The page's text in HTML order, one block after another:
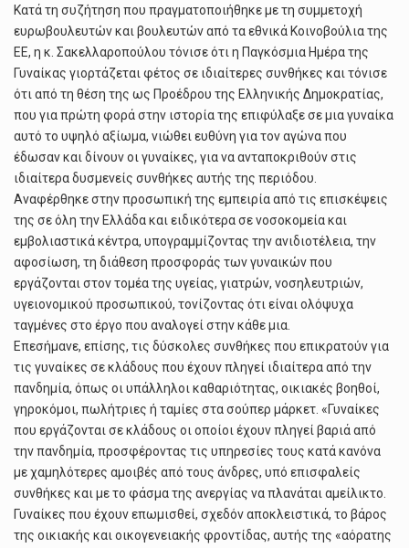
Κατά τη συζήτηση που πραγματοποιήθηκε με τη συμμετοχή
ευρωβουλευτών και βουλευτών από τα εθνικά Κοινοβούλια της
ΕΕ, η κ. Σακελλαροπούλου τόνισε ότι η Παγκόσμια Ημέρα της
Γυναίκας γιορτάζεται φέτος σε ιδιαίτερες συνθήκες και τόνισε
ότι από τη θέση της ως Προέδρου της Ελληνικής Δημοκρατίας,
που για πρώτη φορά στην ιστορία της επιφύλαξε σε μια γυναίκα
αυτό το υψηλό αξίωμα, νιώθει ευθύνη για τον αγώνα που
έδωσαν και δίνουν οι γυναίκες, για να ανταποκριθούν στις
ιδιαίτερα δυσμενείς συνθήκες αυτής της περιόδου.
Αναφέρθηκε στην προσωπική της εμπειρία από τις επισκέψεις
της σε όλη την Ελλάδα και ειδικότερα σε νοσοκομεία και
εμβολιαστικά κέντρα, υπογραμμίζοντας την ανιδιοτέλεια, την
αφοσίωση, τη διάθεση προσφοράς των γυναικών που
εργάζονται στον τομέα της υγείας, γιατρών, νοσηλευτριών,
υγειονομικού προσωπικού, τονίζοντας ότι είναι ολόψυχα
ταγμένες στο έργο που αναλογεί στην κάθε μια.
Επεσήμανε, επίσης, τις δύσκολες συνθήκες που επικρατούν για
τις γυναίκες σε κλάδους που έχουν πληγεί ιδιαίτερα από την
πανδημία, όπως οι υπάλληλοι καθαριότητας, οικιακές βοηθοί,
γηροκόμοι, πωλήτριες ή ταμίες στα σούπερ μάρκετ. «Γυναίκες
που εργάζονται σε κλάδους οι οποίοι έχουν πληγεί βαριά από
την πανδημία, προσφέροντας τις υπηρεσίες τους κατά κανόνα
με χαμηλότερες αμοιβές από τους άνδρες, υπό επισφαλείς
συνθήκες και με το φάσμα της ανεργίας να πλανάται αμείλικτο.
Γυναίκες που έχουν επωμισθεί, σχεδόν αποκλειστικά, το βάρος
της οικιακής και οικογενειακής φροντίδας, αυτής της «αόρατης